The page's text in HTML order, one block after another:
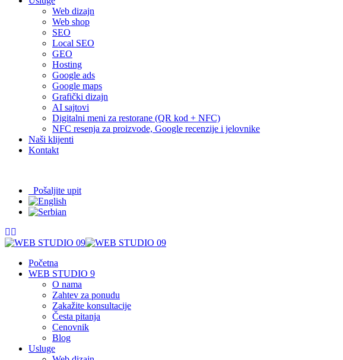
Web dizajn
Web shop
SEO
Local SEO
GEO
Hosting
Google ads
Google maps
Grafički dizajn
AI sajtovi
Digitalni meni za restorane (QR kod + NFC)
NFC resenja za proizvode, Google recenzije i jelovnike
Naši klijenti
Kontakt
Pošaljite upit
Početna
WEB STUDIO 9
O nama
Zahtev za ponudu
Zakažite konsultacije
Česta pitanja
Cenovnik
Blog
Usluge